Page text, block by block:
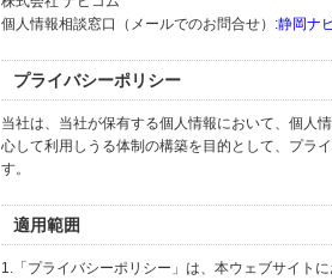
個人情報相談窓口（メールでのお問合せ）:静岡ナ
プライバシーポリシー
当社は、当社が保有する個人情報において、個人
心して利用しうる体制の構築を目的として、プラ
す。
適用範囲
1.「プライバシーポリシー」は、本ウェブサイト